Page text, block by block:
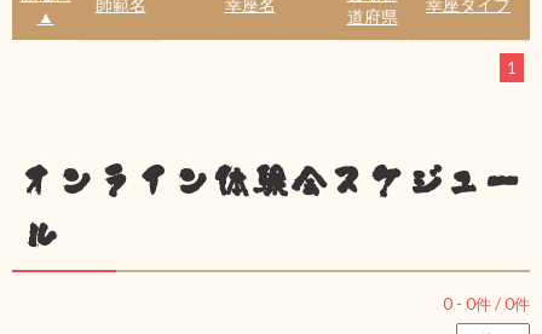
▲
師範名 幸座名
道府県
幸座タイプ
1
オンライン体験会スケジュー
ル
0 - 0件 /0件